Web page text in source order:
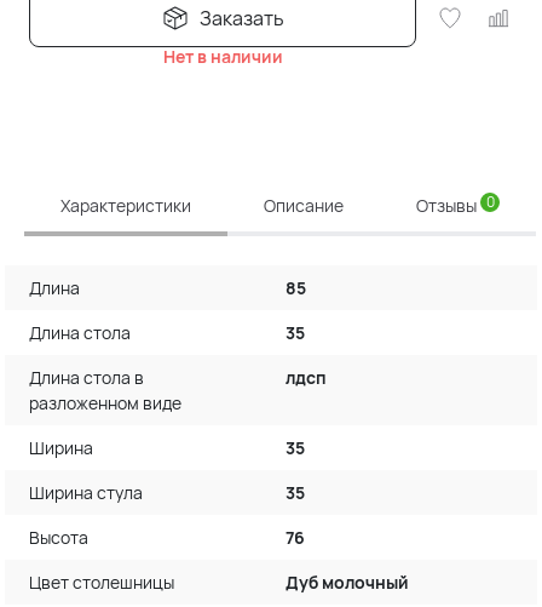
Заказать
Нет в наличии
Характеристики Описание Отзывы 0
Длина
85
Длина стола
35
Длина стола в
разложенном виде
лдсп
Ширина
35
Ширина стула
35
Высота
76
Цвет столешницы
Дуб молочный